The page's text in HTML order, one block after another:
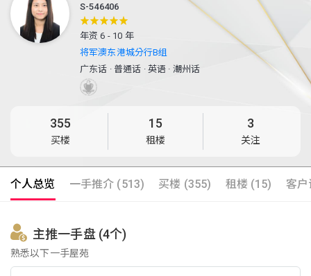
S-546406
年资 6 - 10 年
将军澳东港城分行B组
广东话 ·普通话 ·英语 · 潮州话
355
买楼
15
租楼
3
关注
个人总览 一手推介 (513) 买楼 (355) 租楼 (15) 客
主推一手盘 (4个)
熟悉以下一手屋苑